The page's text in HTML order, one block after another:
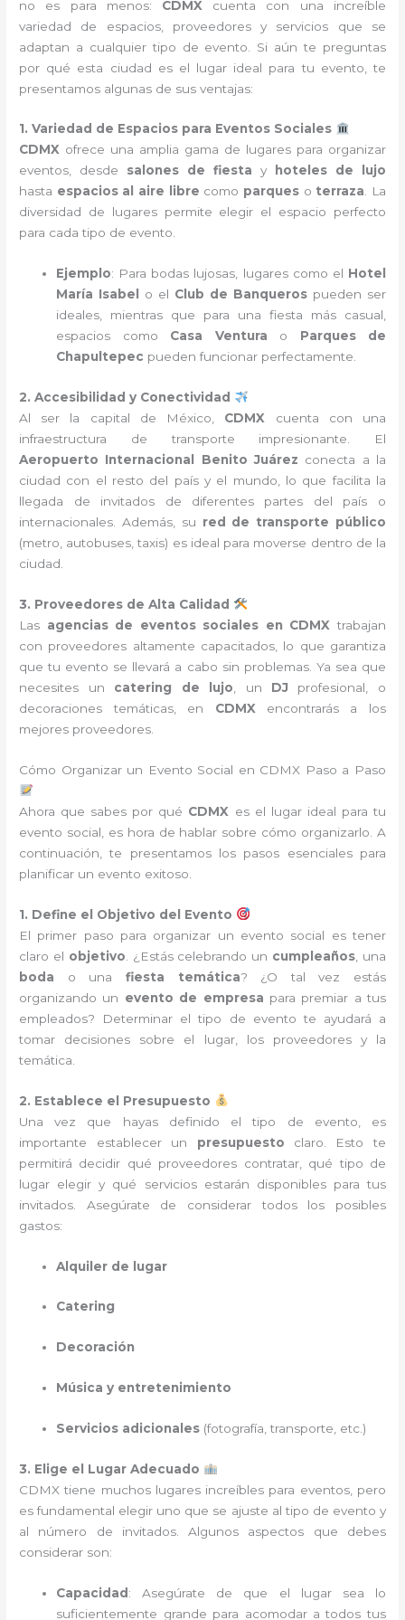
no es para menos: CDMX cuenta con una increíble
variedad de espacios, proveedores y servicios que se
adaptan a cualquier tipo de evento. Si aún te preguntas
por qué esta ciudad es el lugar ideal para tu evento, te
presentamos algunas de sus ventajas:
1. Variedad de Espacios para Eventos Sociales
CDMX ofrece una amplia gama de lugares para organizar
eventos, desde salones de fiesta y
hoteles de lujo
hasta espacios al aire libre como parqueso terraza. La
diversidad de lugares permite elegir el espacio perfecto
para cada tipo de evento.
Ejemplo: Para bodas lujosas, lugares como el Hotel
María Isabel
o el Club de Banquerospueden ser
ideales, mientras que para una fiesta más casual,
espacios como Casa Ventura o Parques de
Chapultepec pueden funcionar perfectamente.
2. Accesibilidad y Conectividad
Al ser la capital de México, CDMX cuenta con una
infraestructura de transporte impresionante. El
Aeropuerto Internacional Benito Juárez conecta a la
ciudad con el resto del país y el mundo, lo que facilita la
llegada de invitados de diferentes partes del país o
internacionales. Además, su red de transporte público
(metro, autobuses, taxis) es ideal para moverse dentro de la
ciudad.
3. Proveedores de Alta Calidad
Las agencias de eventos sociales en CDMX trabajan
con proveedores altamente capacitados, lo que garantiza
que tu evento se llevará a cabo sin problemas. Ya sea que
necesites un catering de lujo , un DJ profesional, o
decoraciones temáticas, en CDMX encontrarás a los
mejores proveedores.
Cómo Organizar un Evento Social en CDMX Paso a Paso
Ahora que sabes por qué CDMX es el lugar ideal para tu
evento social, es hora de hablar sobre cómo organizarlo. A
continuación, te presentamos los pasos esenciales para
planificar un evento exitoso.
1. Define el Objetivo del Evento
El primer paso para organizar un evento social es tener
claro el objetivo . ¿Estás celebrando un cumpleaños , una
boda o una fiesta temática? ¿O tal vez estás
organizando un evento de empresa para premiar a tus
empleados? Determinar el tipo de evento te ayudará a
tomar decisiones sobre el lugar, los proveedores y la
temática.
2. Establece el Presupuesto
Una vez que hayas definido el tipo de evento, es
importante establecer un presupuesto claro. Esto te
permitirá decidir qué proveedores contratar, qué tipo de
lugar elegir y qué servicios estarán disponibles para tus
invitados. Asegúrate de considerar todos los posibles
gastos:
Alquiler de lugar
Catering
Decoración
Música y entretenimiento
Servicios adicionales (fotografía, transporte, etc.)
3. Elige el Lugar Adecuado
CDMX tiene muchos lugares increíbles para eventos, pero
es fundamental elegir uno que se ajuste al tipo de evento y
al número de invitados. Algunos aspectos que debes
considerar son:
Capacidad : Asegúrate de que el lugar sea lo
suficientemente grande para acomodar a todos tus